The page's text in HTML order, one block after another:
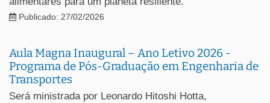
Publicado: 27/02/2026
Aula Magna Inaugural – Ano Letivo 2026 -
Programa de Pós-Graduação em Engenharia de
Transportes
Será ministrada por Leonardo Hitoshi Hotta,